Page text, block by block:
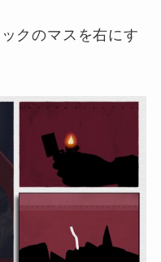
クのマスを右にす